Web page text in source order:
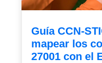
Guía CCN-
mapear los
27001 con el